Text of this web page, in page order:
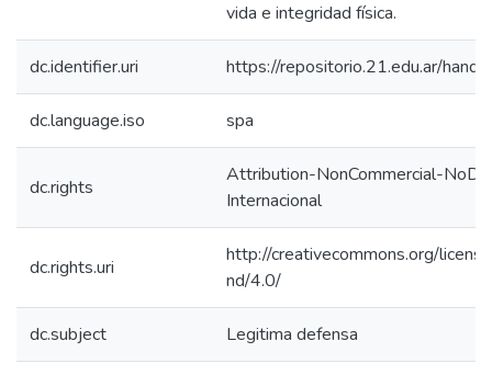
vida e integridad física.
dc.identifier.uri https://repositorio.21.edu.ar/
dc.language.iso spa
dc.rights
Attribution-NonCommercial-
Internacional
dc.rights.uri
http://creativecommons.org/
nd/4.0/
dc.subject Legitima defensa